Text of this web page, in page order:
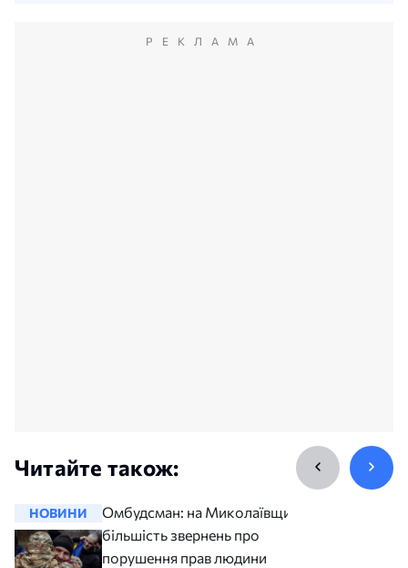
РЕКЛАМА
Читайте також:
НОВИНИ
Омбудсман: на Миколаївщині
більшість звернень про
порушення прав людини